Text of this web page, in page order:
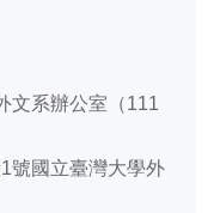
文系辦公室（111
號國立臺灣大學外